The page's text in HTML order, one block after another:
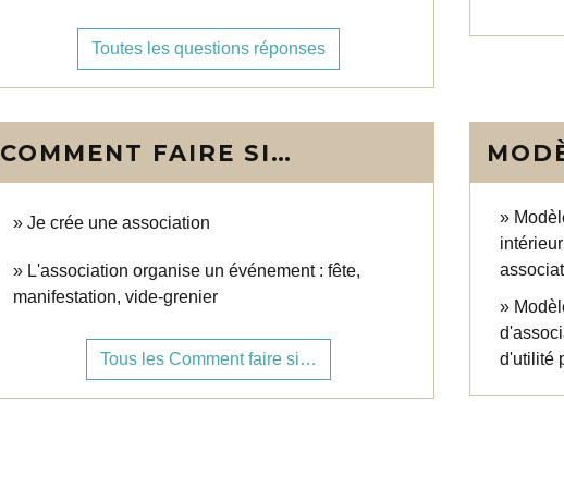
Toutes les questions réponses
COMMENT FAIRE SI…
Je crée une association
L'association organise un événement : fête,
manifestation, vide-grenier
Tous les Comment faire si…
d'utilité